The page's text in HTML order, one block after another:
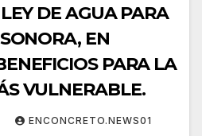
DE AGUA PARA
EN
PARA LA
VULNERABLE.
ENCONCRETO.NEWS01